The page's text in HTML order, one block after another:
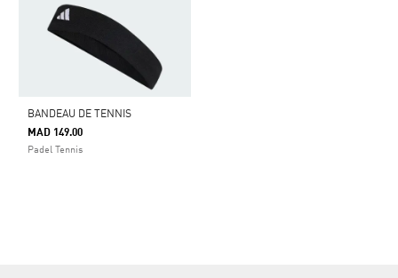
BANDEAU DE TENNIS
MAD 149.00
Padel Tennis